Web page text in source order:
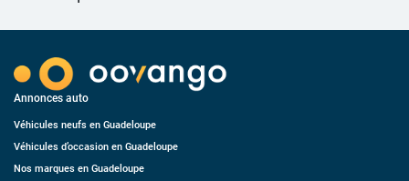
Annonces auto
Véhicules neufs en Guadeloupe
Véhicules d’occasion en Guadeloupe
Nos marques en Guadeloupe